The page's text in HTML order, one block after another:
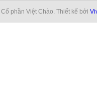
phần Việt Chào. Thiết kế bởi